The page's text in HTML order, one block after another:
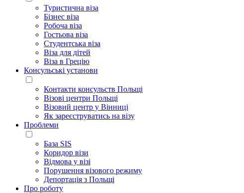
Туристична віза
Бізнес віза
Робоча віза
Гостьова віза
Студентська віза
Віза для дітей
Віза в Грецію
Консульські установи
Контакти консульств Польщі
Візові центри Польщі
Візовий центр у Вінниці
Як зареєструватись на візу
Проблеми
База SIS
Коридор візи
Відмова у візі
Порушення візового режиму
Депортація з Польщі
Про роботу